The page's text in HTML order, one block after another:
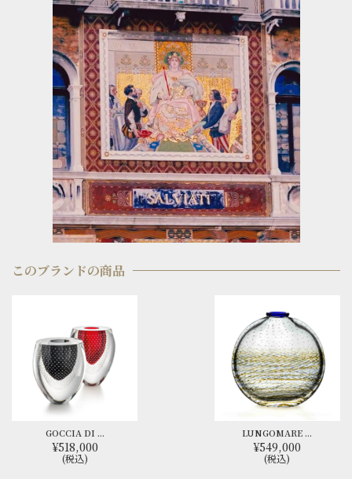
このブランドの商品
GOCCIA DI ...
¥518,000
(税込)
LUNGOMARE ...
¥549,000
(税込)